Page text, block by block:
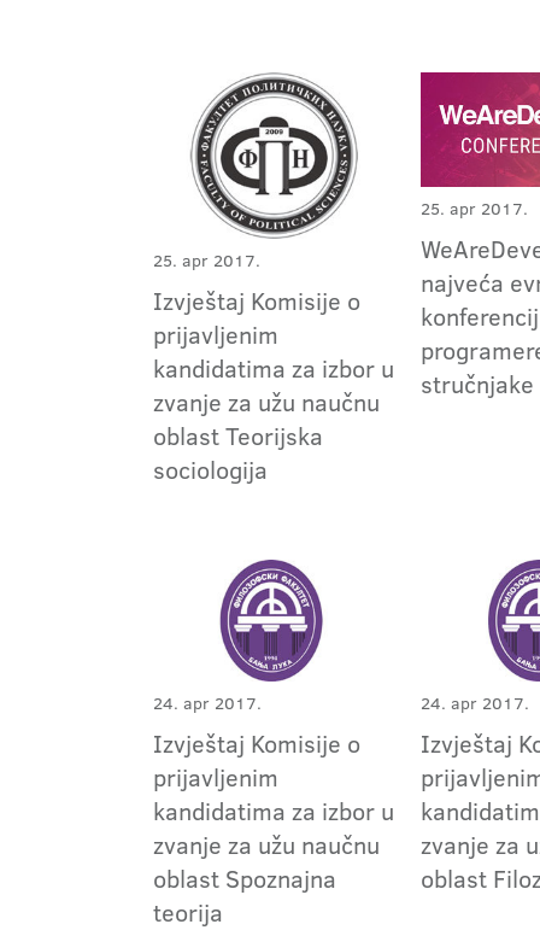
25. apr 2017.
Izvještaj Komisije o
prijavljenim
kandidatima za izbor u
zvanje za užu naučnu
oblast Teorijska
sociologija
25. apr 2017.
najveća
stručnjake
24. apr 2017.
Izvještaj Komisije o
prijavljenim
kandidatima za izbor u
zvanje za užu naučnu
oblast Spoznajna
teorija
24. apr 2017.
Izvještaj
zvanje za
oblast